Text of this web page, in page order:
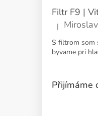
Hodnocení
|
S filtrom som
byvame pri
Přijímáme